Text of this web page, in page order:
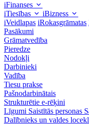
iFinanses
iTiesības
iBizness
iVeidlapas iRokasgrāmatas
Pasākumi
Grāmatvedība
Pieredze
Nodokļi
Darbinieki
Vadība
Tiesu prakse
Pašnodarbinātais
Strukturētie e-rēķini
Līgumi Saistītās personas
Dalībnieks un valdes